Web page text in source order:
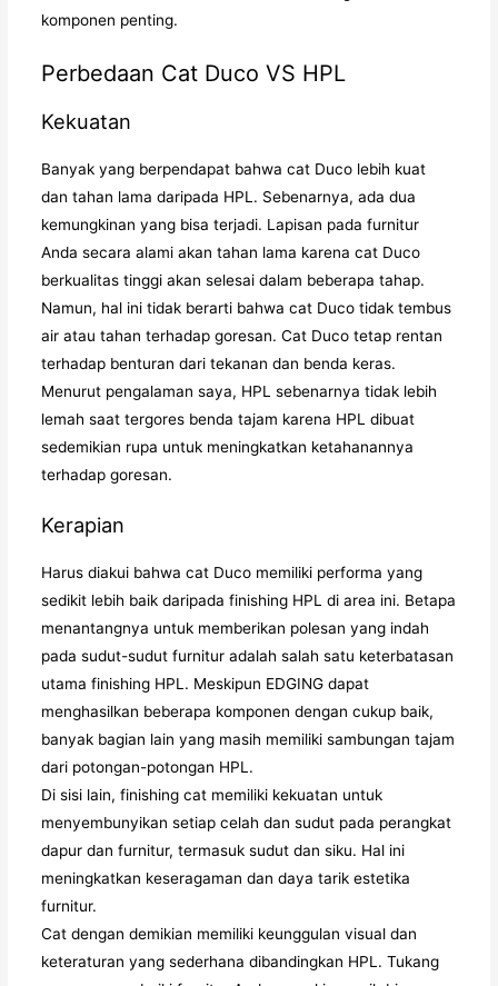
komponen penting.
Perbedaan Cat Duco VS HPL
Kekuatan
Banyak yang berpendapat bahwa cat Duco lebih kuat
dan tahan lama daripada HPL. Sebenarnya, ada dua
kemungkinan yang bisa terjadi. Lapisan pada furnitur
Anda secara alami akan tahan lama karena cat Duco
berkualitas tinggi akan selesai dalam beberapa tahap.
Namun, hal ini tidak berarti bahwa cat Duco tidak tembus
air atau tahan terhadap goresan. Cat Duco tetap rentan
terhadap benturan dari tekanan dan benda keras.
Menurut pengalaman saya, HPL sebenarnya tidak lebih
lemah saat tergores benda tajam karena HPL dibuat
sedemikian rupa untuk meningkatkan ketahanannya
terhadap goresan.
Kerapian
Harus diakui bahwa cat Duco memiliki performa yang
sedikit lebih baik daripada finishing HPL di area ini. Betapa
menantangnya untuk memberikan polesan yang indah
pada sudut-sudut furnitur adalah salah satu keterbatasan
utama finishing HPL. Meskipun EDGING dapat
menghasilkan beberapa komponen dengan cukup baik,
banyak bagian lain yang masih memiliki sambungan tajam
dari potongan-potongan HPL.
Di sisi lain, finishing cat memiliki kekuatan untuk
menyembunyikan setiap celah dan sudut pada perangkat
dapur dan furnitur, termasuk sudut dan siku. Hal ini
meningkatkan keseragaman dan daya tarik estetika
furnitur.
Cat dengan demikian memiliki keunggulan visual dan
keteraturan yang sederhana dibandingkan HPL. Tukang